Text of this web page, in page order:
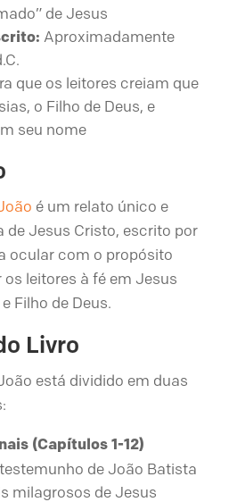
de Jesus
Aproximadamente
que os leitores creiam que
o Filho de Deus, e
seu nome
é um relato único e
de Jesus Cristo, escrito por
ocular com o propósito
os leitores à fé em Jesus
Filho de Deus.
Livro
está dividido em duas
(Capítulos 1-12)
de João Batista
milagrosos de Jesus